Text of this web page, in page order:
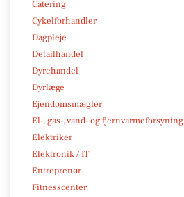
Catering
Cykelforhandler
Dagpleje
Detailhandel
Dyrehandel
Dyrlæge
Ejendomsmægler
El-, gas-, vand- og fjernvarmeforsyning
Elektriker
Elektronik / IT
Entreprenør
Fitnesscenter